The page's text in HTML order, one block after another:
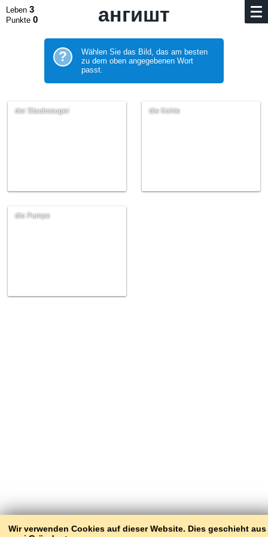
Wir verwenden Cookies auf dieser Website. Dies geschieht aus
Leben 3
Punkte 0 ангишт
?
Wählen Sie das Bild, das am besten
zu dem oben angegebenen Wort
passt.
der Staubsauger die Kohle
die Pumpe